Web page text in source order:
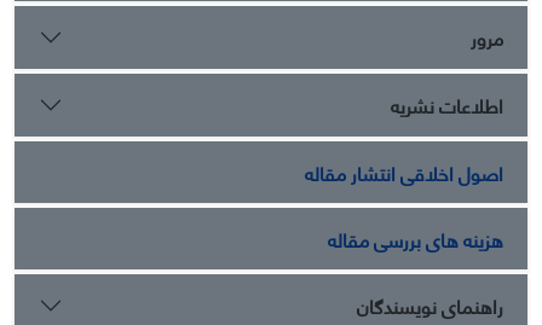
مرور
اطلاعات نشریه
اصول اخلاقی انتشار مقاله
هزینه های بررسی مقاله
راهنمای نویسندگان